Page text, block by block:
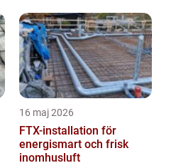
16 maj 2026
FTX-installation för
energismart och frisk
inomhusluft